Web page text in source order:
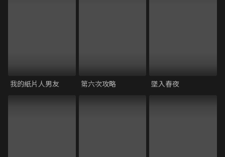
我的紙片⼈男友 第六次攻略 墜入春夜